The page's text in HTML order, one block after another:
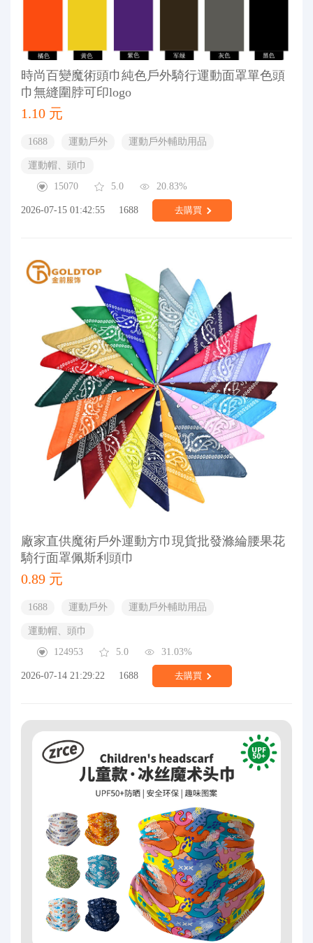
時尚百變魔術頭巾純色戶外騎行運動面罩單色頭
巾無縫圍脖可印logo
1.10 元
1688 運動戶外 運動戶外輔助用品
運動帽、頭巾
15070
5.0 20.83%
2026-07-15 01:42:55 1688 去購買
廠家直供魔術戶外運動方巾現貨批發滌綸腰果花
騎行面罩佩斯利頭巾
0.89 元
1688 運動戶外 運動戶外輔助用品
運動帽、頭巾
124953
5.0 31.03%
2026-07-14 21:29:22 1688 去購買